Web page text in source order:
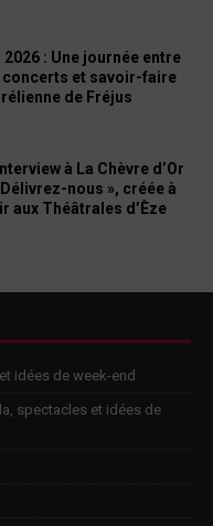
: Une journée entre
concerts et savoir-faire
de Fréjus
à La Chèvre d’Or
nous », créée à
aux Théâtrales d’Èze
idées de week-end
spectacles et idées de